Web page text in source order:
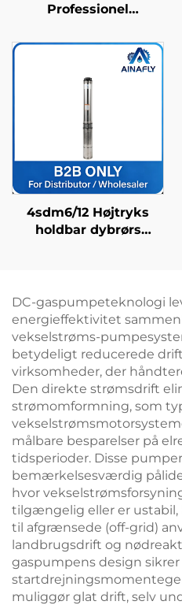
Professionel
med IP68-vandskærm,
produceret i Kina
4sdm6/12 Højtryks
holdbar dybrørs
DC-gaspumpeteknologi
energieffektivitet
vekselstrøms-
betydeligt reducerede
virksomheder, der
Den direkte strømsdrift
strømomformning, som
målbare besparelser på
tidsperioder. Disse
bemærkelsesværdig
hvor
tilgængelig eller er
til afgrænsede (off-grid)
landbrugsdrift og
gaspumpens design
muliggør glat drift, selv